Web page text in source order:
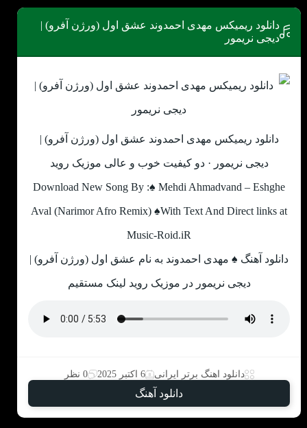
دانلود ریمیکس مهدی احمدوند عشق اول (ورژن آفرو) |
دیجی نریمور
دانلود ریمیکس مهدی احمدوند عشق اول (ورژن آفرو) |
دیجی نریمور · دو کیفیت خوب و عالی موزیک روید
Download New Song By :♠ Mehdi Ahmadvand – Eshghe
Aval (Narimor Afro Remix) ♠With Text And Direct links at
Music-Roid.iR
دانلود آهنگ ♠ مهدی احمدوند به نام عشق اول (ورژن آفرو) |
دیجی نریمور در موزیک روید لینک مستقیم
دانلود اهنگ برتر ایرانی 6 اکتبر 2025 0 نظر
دانلود آهنگ